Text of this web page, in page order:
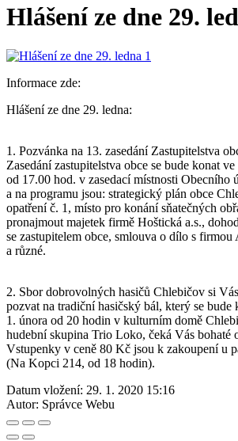
Hlášení ze dne 29.
Informace zde:
Hlášení ze dne 29. ledna:
1. Pozvánka na 13. zasedání Zastupitelstva
Zasedání zastupitelstva obce se bude konat
od 17.00 hod. v zasedací místnosti Obecního
a na programu jsou: strategický plán obce
opatření č. 1, místo pro konání sňatečných
pronajmout majetek firmě Hoštická a.s.,
se zastupitelem obce, smlouva o dílo s
a různé.
2. Sbor dobrovolných hasičů Chlebičov si
pozvat na tradiční hasičský bál, který se bude
1. února od 20 hodin v kulturním domě
hudební skupina Trio Loko, čeká Vás bohaté
Vstupenky v ceně 80 Kč jsou k zakoupení u
(Na Kopci 214, od 18 hodin).
Datum vložení: 29. 1. 2020 15:16
Autor: Správce Webu